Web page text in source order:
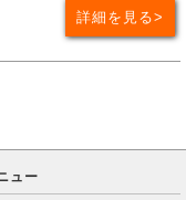
詳細を見る
ュー